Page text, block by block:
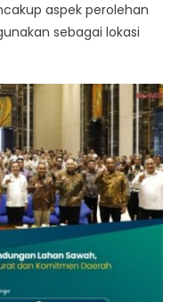
aspek perolehan
sebagai lokasi